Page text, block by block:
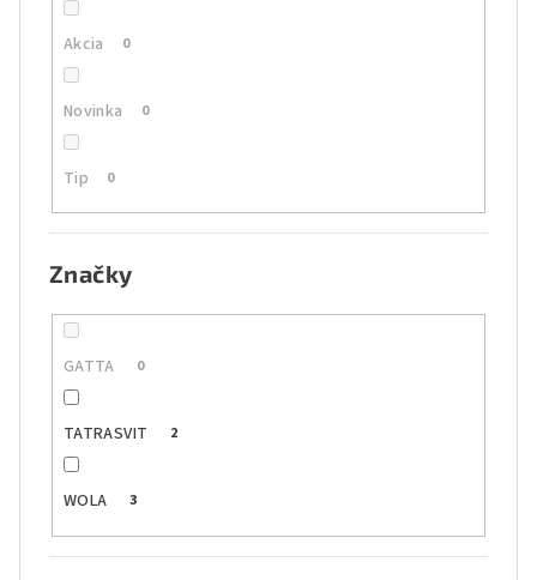
Akcia 0
Novinka 0
Tip 0
Značky
GATTA 0
TATRASVIT 2
WOLA 3